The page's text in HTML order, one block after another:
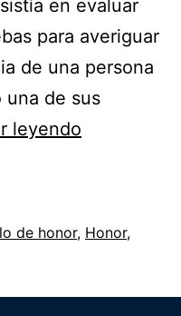
en evaluar
para averiguar
de una persona
una de sus
leyendo
de honor, Honor,